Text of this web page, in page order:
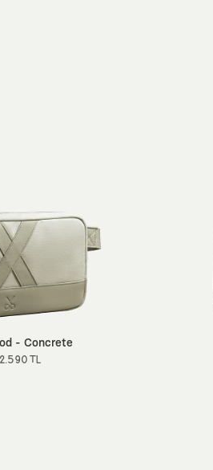
- Concrete
2.590 TL